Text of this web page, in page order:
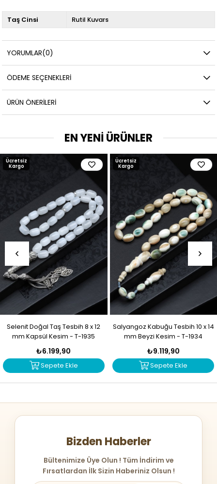
Taş Cinsi Rutil Kuvars
YORUMLAR(0)
ÖDEME SEÇENEKLERI
ÜRÜN ÖNERILERI
EN YENİ ÜRÜNLER
Selenit Doğal Taş Tesbih 8 x 12
mm Kapsül Kesim - T-1935
₺6.199,90
Sepete Ekle
Ücretsiz
Kargo
Salyangoz Kabuğu Tesbih 10 x 14
mm Beyzi Kesim - T-1934
₺9.119,90
Sepete Ekle
Ücretsiz
Kargo
Bizden Haberler
Bültenimize Üye Olun ! Tüm İndirim ve
Fırsatlardan İlk Sizin Haberiniz Olsun !